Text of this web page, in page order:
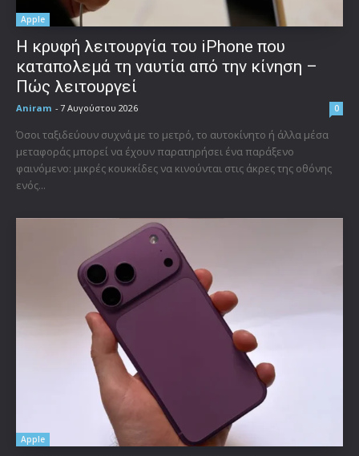
Apple
Η κρυφή λειτουργία του iPhone που
καταπολεμά τη ναυτία από την κίνηση –
Πώς λειτουργεί
Aniram - 7 Αυγούστου 2026 0
Όσοι ταξιδεύουν συχνά με το μετρό, το αυτοκίνητο ή άλλα μέσα
μεταφοράς μπορεί να έχουν παρατηρήσει ένα παράξενο
φαινόμενο: μικρές κουκκίδες να κινούνται στις άκρες της οθόνης
ενός...
Apple